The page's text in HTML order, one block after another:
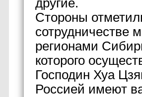
другие.
Стороны
сотрудничестве
регионами
которого
Господин Хуа
Россией имеют